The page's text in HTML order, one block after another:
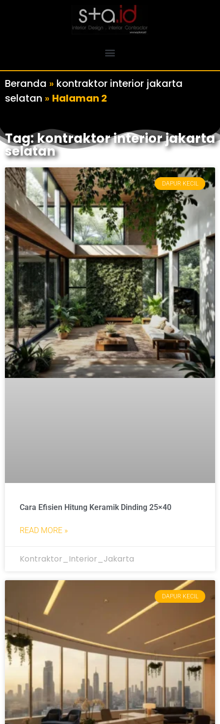
Beranda » kontraktor interior jakarta
selatan » Halaman 2
Tag: kontraktor interior jakarta
selatan
DAPUR KECIL
Cara Efisien Hitung Keramik Dinding 25×40
READ MORE »
Kontraktor_Interior_Jakarta
DAPUR KECIL